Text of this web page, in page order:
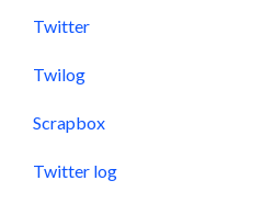
Twitter
Twilog
Scrapbox
Twitter log